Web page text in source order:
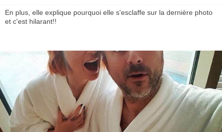
En plus, elle explique pourquoi elle s'esclaffe sur la dernière photo
et c'est hilarant!!